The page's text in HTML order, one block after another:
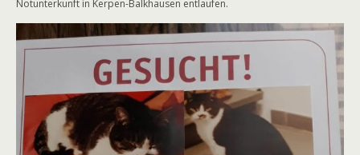
Notunterkunft in Kerpen-Balkhausen entlaufen.